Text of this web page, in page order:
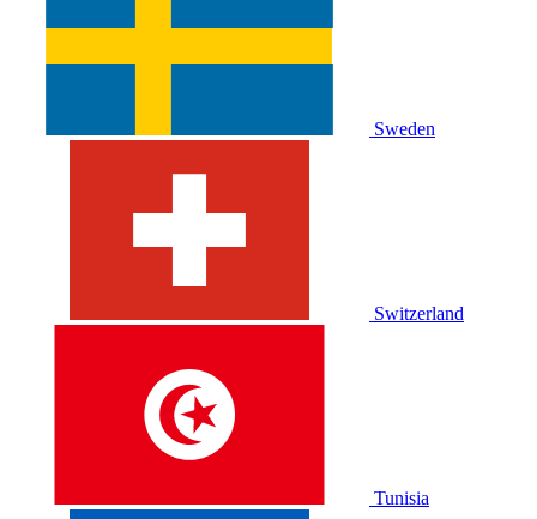
Sweden
Switzerland
Tunisia